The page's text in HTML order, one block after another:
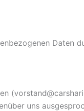
Daten
uns